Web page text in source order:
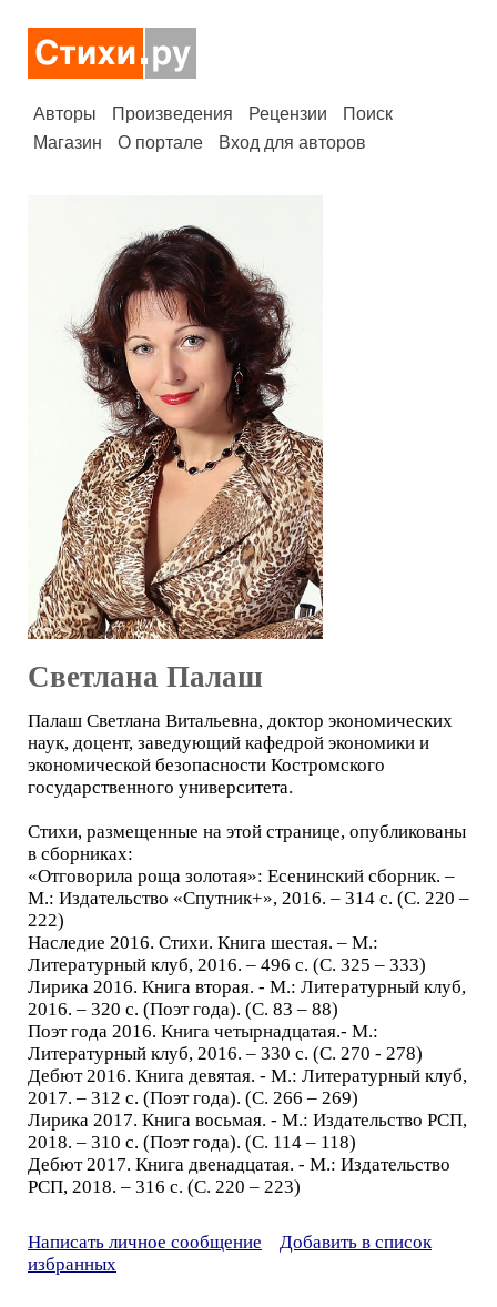
Авторы Произведения Рецензии
Поиск
Магазин
О портале Вход для авторов
Светлана Палаш
Палаш Светлана Витальевна, доктор экономических
наук, доцент, заведующий кафедрой экономики и
экономической безопасности Костромского
государственного университета.
Стихи, размещенные на этой странице, опубликованы
в сборниках:
«Отговорила роща золотая»: Есенинский сборник. –
М.: Издательство «Спутник+», 2016. – 314 с. (С. 220 –
222)
Наследие 2016. Стихи. Книга шестая. – М.:
Литературный клуб, 2016. – 496 с. (С. 325 – 333)
Лирика 2016. Книга вторая. - М.: Литературный клуб,
2016. – 320 с. (Поэт года). (С. 83 – 88)
Поэт года 2016. Книга четырнадцатая.- М.:
Литературный клуб, 2016. – 330 с. (С. 270 - 278)
Дебют 2016. Книга девятая. - М.: Литературный клуб,
2017. – 312 с. (Поэт года). (С. 266 – 269)
Лирика 2017. Книга восьмая. - М.: Издательство РСП,
2018. – 310 с. (Поэт года). (С. 114 – 118)
Дебют 2017. Книга двенадцатая. - М.: Издательство
РСП, 2018. – 316 с. (С. 220 – 223)
Написать личное сообщение
Добавить в список
избранных